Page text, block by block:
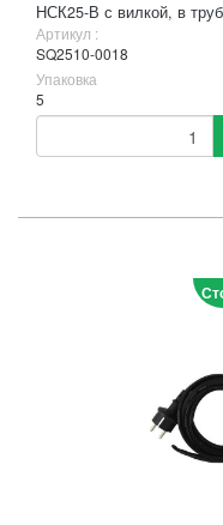
НСК25-В с вилкой, в
Артикул :
SQ2510-0018
Упаковка
5